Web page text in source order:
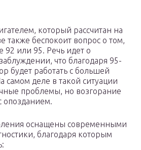
который рассчитан на
также беспокоит вопрос о том,
92 или 95. Речь идет о
что благодаря 95-
будет работать с большей
самом деле в такой ситуации
проблемы, но возгорание
опозданием.
оснащены современными
благодаря которым